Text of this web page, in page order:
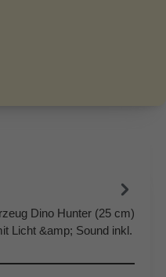
Dino Hunter (25 cm)
Licht &amp; Sound inkl.